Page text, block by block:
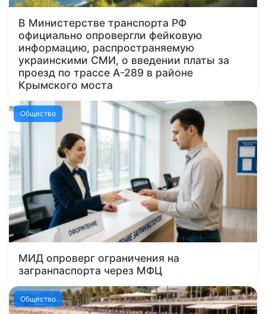
В Министерстве транспорта РФ
официально опровергли фейковую
информацию, распространяемую
украинскими СМИ, о введении платы за
проезд по трассе А-289 в районе
Крымского моста
Общество
МИД опроверг ограничения на
загранпаспорта через МФЦ
Общество